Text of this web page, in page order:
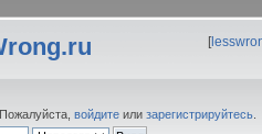
[
. Пожалуйста, войдите или зарегистрируйтесь